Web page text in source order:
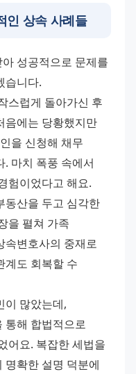
인 상속 사례들
성공적으로 문제를
습니다.
스럽게 돌아가신 후
음에는 당황했지만
을 신청해 채무
. 마치 폭풍 속에서
험이었다고 해요.
동산을 두고 심각한
을 펼쳐 가족
속변호사의 중재로
계도 회복할 수
이 많았는데,
통해 합법적으로
어요. 복잡한 세법을
명확한 설명 덕분에